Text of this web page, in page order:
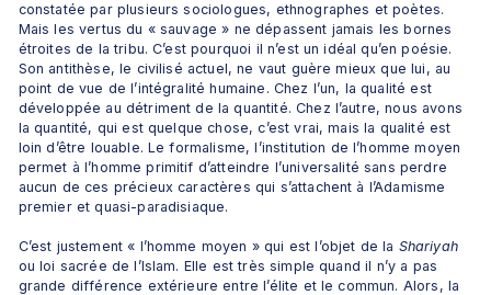
constatée par plusieurs sociologues, ethnographes et poètes.
Mais les vertus du « sauvage » ne dépassent jamais les bornes
étroites de la tribu. C’est pourquoi il n’est un idéal qu’en poésie.
Son antithèse, le civilisé actuel, ne vaut guère mieux que lui, au
point de vue de l’intégralité humaine. Chez l’un, la qualité est
développée au détriment de la quantité. Chez l’autre, nous avons
la quantité, qui est quelque chose, c’est vrai, mais la qualité est
loin d’être louable. Le formalisme, l’institution de l’homme moyen
permet à l’homme primitif d’atteindre l’universalité sans perdre
aucun de ces précieux caractères qui s’attachent à l’Adamisme
premier et quasi-paradisiaque.
C’est justement « l’homme moyen » qui est l’objet de la Shariyah
ou loi sacrée de l’Islam. Elle est très simple quand il n’y a pas
grande différence extérieure entre l’élite et le commun. Alors, la